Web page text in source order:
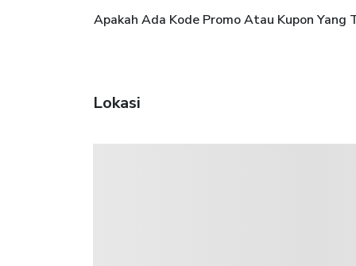
Apakah Ada Kode Promo Atau Kupon
Lokasi